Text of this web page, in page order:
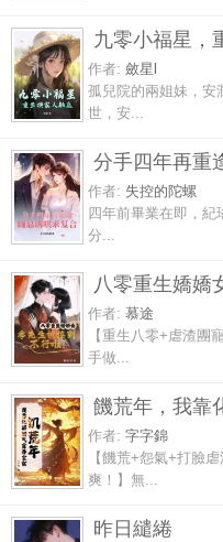
九零小福星，
作者: 斂星l
孤兒院的兩姐妹，安
世，安...
分手四年再重
作者: 失控的陀螺
四年前畢業在即，紀
分...
八零重生嬌嬌
作者: 慕途
【重生八零+虐渣團
手做...
饑荒年，我靠
作者: 字字錦
【饑荒+怨氣+打臉
爽！】無...
昨日繾綣